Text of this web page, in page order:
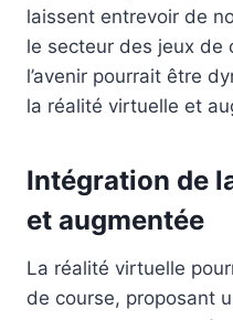
laissent entrevoir de
le secteur des jeux de
l’avenir pourrait être
la réalité virtuelle et
Intégration de
et augmentée
La réalité virtuelle
de course, proposant